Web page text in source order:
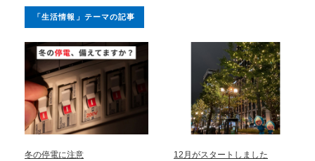
「生活情報」テーマの記事
冬の停電に注意 12月がスタートしました